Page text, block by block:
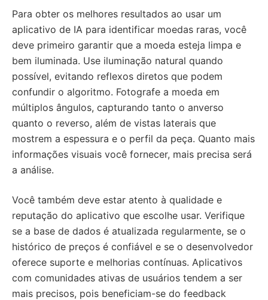
Para obter os melhores resultados ao usar um
aplicativo de IA para identificar moedas raras, você
deve primeiro garantir que a moeda esteja limpa e
bem iluminada. Use iluminação natural quando
possível, evitando reflexos diretos que podem
confundir o algoritmo. Fotografe a moeda em
múltiplos ângulos, capturando tanto o anverso
quanto o reverso, além de vistas laterais que
mostrem a espessura e o perfil da peça. Quanto mais
informações visuais você fornecer, mais precisa será
a análise.
Você também deve estar atento à qualidade e
reputação do aplicativo que escolhe usar. Verifique
se a base de dados é atualizada regularmente, se o
histórico de preços é confiável e se o desenvolvedor
oferece suporte e melhorias contínuas. Aplicativos
com comunidades ativas de usuários tendem a ser
mais precisos, pois beneficiam-se do feedback